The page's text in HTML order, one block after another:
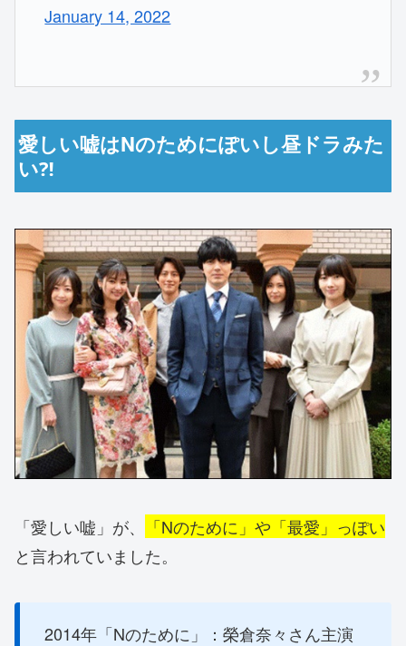
January 14, 2022
愛しい嘘はNのためにぽいし昼ドラみた
い⁈
「愛しい嘘」が、
「Nのために」や「最愛」っぽい
と言われていました。
2014年「Nのために」：榮倉奈々さん主演